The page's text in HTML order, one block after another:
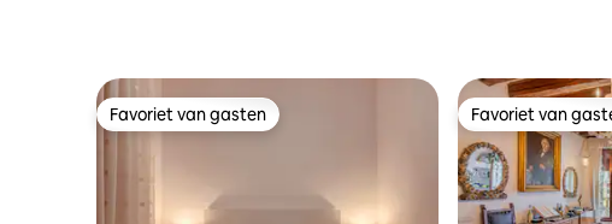
Favoriet van gasten
Favoriet van gasten Favoriet van
Favoriet van